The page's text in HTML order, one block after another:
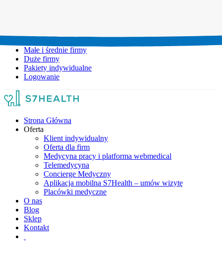
Małe i średnie firmy
Duże firmy
Pakiety indywidualne
Logowanie
Strona Główna
Oferta
Klient indywidualny
Oferta dla firm
Medycyna pracy i platforma webmedical
Telemedycyna
Concierge Medyczny
Aplikacja mobilna S7Health – umów wizytę
Placówki medyczne
O nas
Blog
Sklep
Kontakt